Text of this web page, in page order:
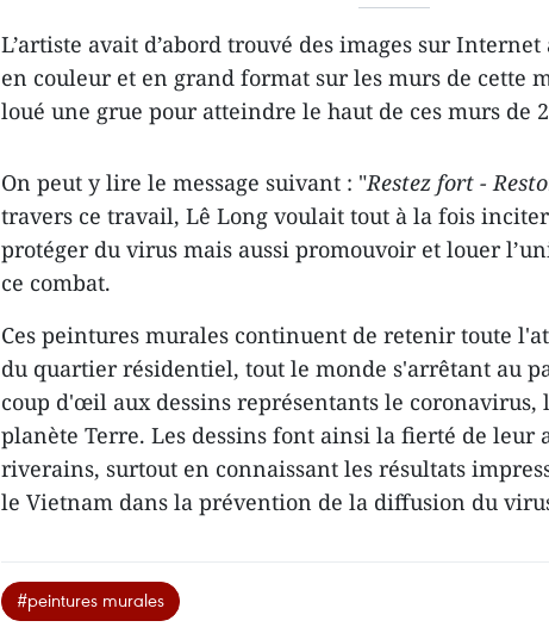
L’artiste avait d’abord trouvé des images sur
en couleur et en grand format sur les murs de cette
loué une grue pour atteindre le haut de ces murs de
On peut y lire le message suivant : "Restez fort -
travers ce travail, Lê Long voulait tout à la fois
protéger du virus mais aussi promouvoir et louer
ce combat.
Ces peintures murales continuent de retenir toute
du quartier résidentiel, tout le monde s'arrêtant au
coup d'œil aux dessins représentants le coronavirus,
planète Terre. Les dessins font ainsi la fierté de leur
riverains, surtout en connaissant les résultats
le Vietnam dans la prévention de la diffusion du
#peintures murales